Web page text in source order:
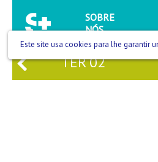
SOBRE
NÓS
TER02
Este site usa cookies para lhe garantir